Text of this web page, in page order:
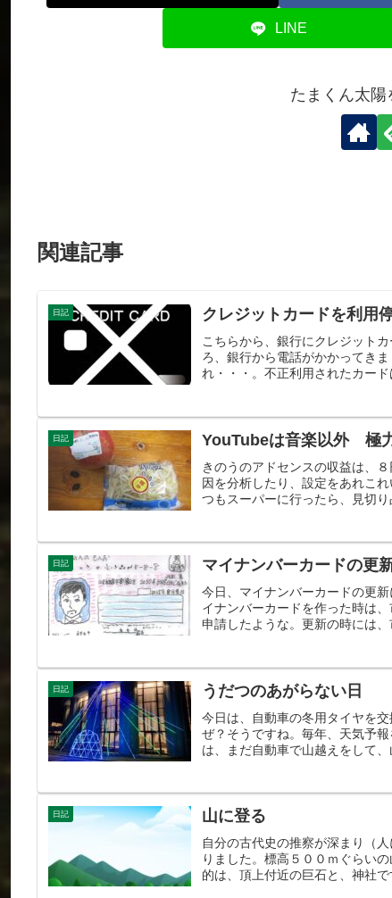
LINE
たまくん太陽
関連記事
日記 クレジットカードを利用
こちらから、銀行にクレジット
ろ、銀行から電話がかかってき
れ・・・。不正利用されたカー
日記 YouTubeは音楽以外 極
きのうのアドセンスの収益は、
因を分析したり、設定をあれこ
つもスーパーに行ったら、見切
日記 マイナンバーカードの更
今日、マイナンバーカードの更
イナンバーカードを作った時は
申請したような。更新の時には
日記 うだつのあがらない日
今日は、自動車の冬用タイヤを
ぜ？そうですね。毎年、天気予
は、まだ自動車で山越えをして
日記 山に登る
自分の古代史の推察が深まり（
りました。標高５００ｍぐらい
的は、頂上付近の巨石と、神社